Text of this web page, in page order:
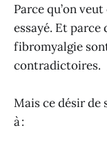
Parce qu’on
essayé. Et
fibromyalgie
contradictoires.
Mais ce désir
à :